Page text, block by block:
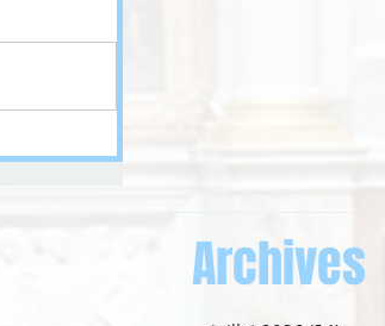
Archives